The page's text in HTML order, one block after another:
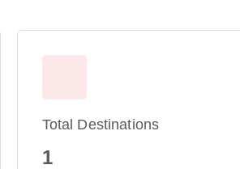
Total Destinations
1